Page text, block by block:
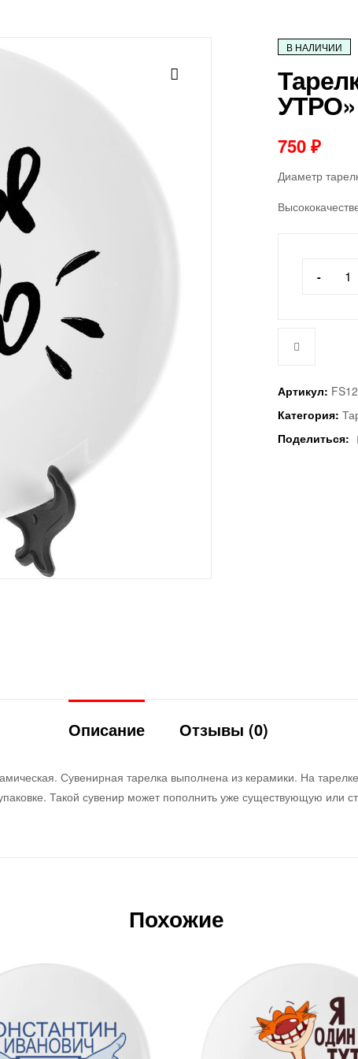
В НАЛИЧИИ
УТРО»
750₽
Диаметр
-
Артикул:
Категория:
Поделиться:
Описание Отзывы (0)
Сувенирная тарелка выполнена из керамики. На
Такой сувенир может пополнить уже существующую или
Похожие